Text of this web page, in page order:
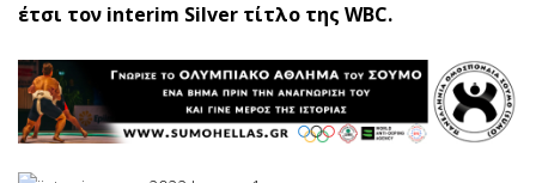
έτσι τον interim Silver τίτλο της WBC.